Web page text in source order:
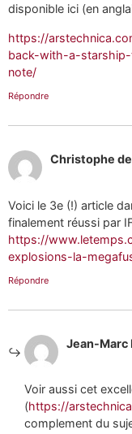
disponible ici (en
https://
back-with-a-
note/
Répondre
Christophe
Voici le 3e (!) article
finalement réussi par
https://
explosions-la-
Répondre
Jean-Marc
Voir aussi cet
(https://
complement du